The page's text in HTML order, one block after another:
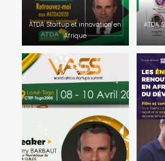
ATDA Startup et innovation en
Afrique
ATDA